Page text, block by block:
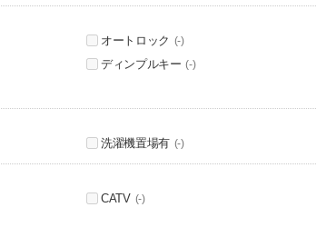
オートロック (-)
ディンプルキー (-)
洗濯機置場有 (-)
CATV (-)